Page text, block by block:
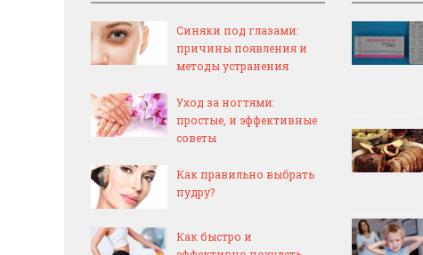
Синяки под глазами:
причины появления и
методы устранения
Уход за ногтями:
простые, и эффективные
советы
Как правильно выбрать
пудру?
Как быстро и